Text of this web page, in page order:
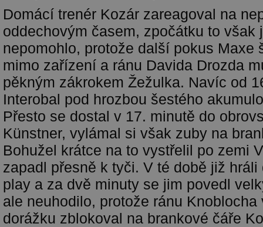
Domácí trenér Kozár zareagoval na
oddechovým časem, zpočátku to však
nepomohlo, protože další pokus Maxe
mimo zařízení a ránu Davida Drozda
pěkným zákrokem Žežulka. Navíc od
Interobal pod hrozbou šestého
Přesto se dostal v 17. minutě do
Künstner, vylámal si však zuby na
Bohužel krátce na to vystřelil po zemi
zapadl přesně k tyči. V té době již hráli
play a za dvě minuty se jim povedl
ale neuhodilo, protože ránu
dorážku zblokoval na brankové čáře